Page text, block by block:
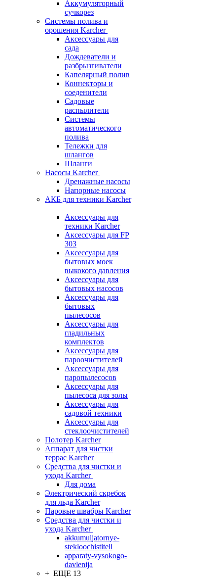
Аккумуляторный
сучкорез
Системы полива и
орошения Karcher
Аксессуары для
сада
Дождеватели и
разбрызгиватели
Капелярный полив
Коннекторы и
соеденители
Садовые
распылители
Системы
автоматического
полива
Тележки для
шлангов
Шланги
Насосы Karcher
Дренажные насосы
Напорные насосы
АКБ для техники Karcher
Аксессуары для
техники Karcher
Аксессуары для FP
303
Аксессуары для
бытовых моек
выкокого давления
Аксессуары для
бытовых насосов
Аксессуары для
бытовых
пылесосов
Аксессуары для
гладильных
комплектов
Аксессуары для
пароочистителей
Аксессуары для
паропылесосов
Аксессуары для
пылесоса для золы
Аксессуары для
садовой техники
Аксессуары для
стеклоочистителей
Полотер Karcher
Аппарат для чистки
террас Karcher
Средства для чистки и
ухода Karcher
Для дома
Электрический скребок
для льда Karcher
Паровые швабры Karcher
Средства для чистки и
ухода Karcher
akkumuljatornye-
stekloochistiteli
apparaty-vysokogo-
davlenija
+ ЕЩЕ 13